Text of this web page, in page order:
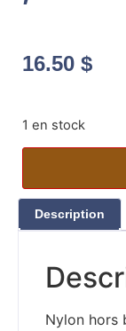
16.50 $
1 en stock
Description
Nylon hors